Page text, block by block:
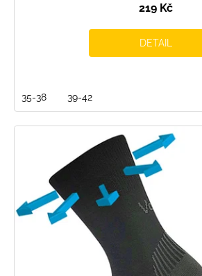
219 Kč
DETAIL
35-38 39-42